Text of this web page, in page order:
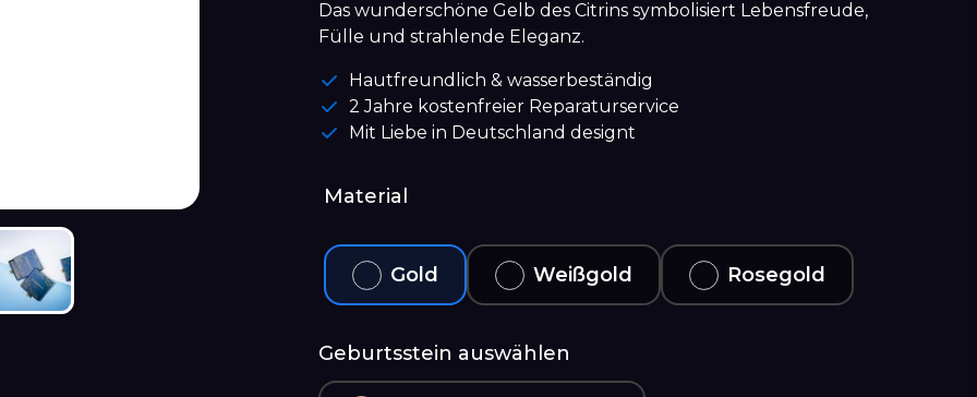
Das wunderschöne Gelb des Citrins symbolisiert Lebensfreude,
Fülle und strahlende Eleganz.
Hautfreundlich & wasserbeständig
2 Jahre kostenfreier Reparaturservice
Mit Liebe in Deutschland designt
Material
Gold Weißgold Rosegold
Geburtsstein auswählen